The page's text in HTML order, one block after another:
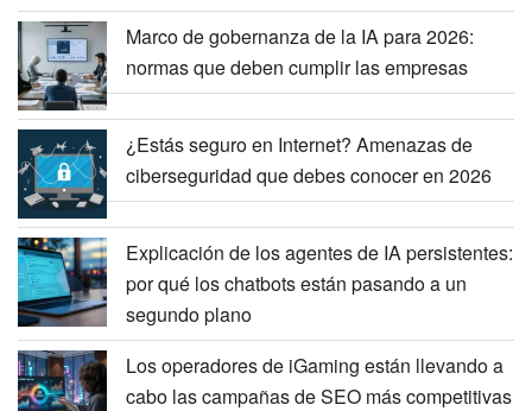
Marco de gobernanza de la IA para 2026:
normas que deben cumplir las empresas
¿Estás seguro en Internet? Amenazas de
ciberseguridad que debes conocer en 2026
Explicación de los agentes de IA persistentes:
por qué los chatbots están pasando a un
segundo plano
Los operadores de iGaming están llevando a
cabo las campañas de SEO más competitivas